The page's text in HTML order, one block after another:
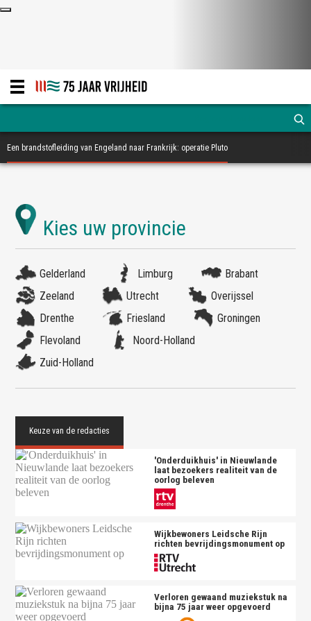
Een brandstofleiding van Engeland naar Frankrijk: operatie Pluto
Gelderland Limburg
Brabant
Zeeland
Utrecht
Overijssel
Drenthe
Friesland
Groningen
Flevoland
Noord-Holland
Zuid-Holland
'Onderduikhuis' in Nieuwlande
laat bezoekers realiteit van de
oorlog beleven
Wijkbewoners Leidsche Rijn
richten bevrijdingsmonument op
Verloren gewaand muziekstuk na
bijna 75 jaar weer opgevoerd